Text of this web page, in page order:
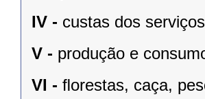
IV - custas dos
V - produção e
VI - ﬂorestas, caça,